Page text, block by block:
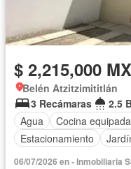
$ 2,215,000
Belén Atzitzimititlán
3 Recámaras
2.5
Agua
Cocina equipada
Estacionamiento
06/07/2026 en - Inmobiliaria